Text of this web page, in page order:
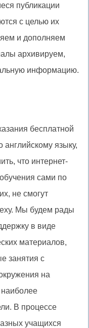
публикации
с целью их
и дополняем
архивируем,
информацию.
бесплатной
языку,
что интернет-
сами по
не смогут
Мы будем рады
в виде
материалов,
занятия с
на
В процессе
учащихся